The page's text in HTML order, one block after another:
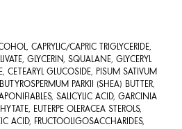
CAPRYLIC/CAPRIC TRIGLYCERIDE,
GLYCERIN, SQUALANE, GLYCERYL
CETEARYL GLUCOSIDE, PISUM SATIVUM
PARKII (SHEA) BUTTER,
SALICYLIC ACID, GARCINIA
EUTERPE OLERACEA STEROLS,
ACID, FRUCTOOLIGOSACCHARIDES,